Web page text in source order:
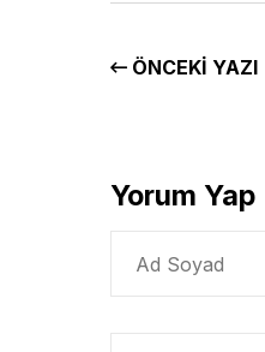
ÖNCEKI YAZI
Yorum Yap